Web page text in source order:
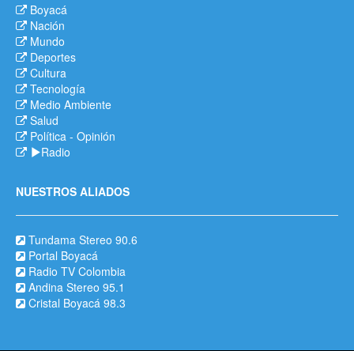
Boyacá
Nación
Mundo
Deportes
Cultura
Tecnología
Medio Ambiente
Salud
Política - Opinión
Radio
NUESTROS ALIADOS
Tundama Stereo 90.6
Portal Boyacá
Radio TV Colombia
Andina Stereo 95.1
Cristal Boyacá 98.3